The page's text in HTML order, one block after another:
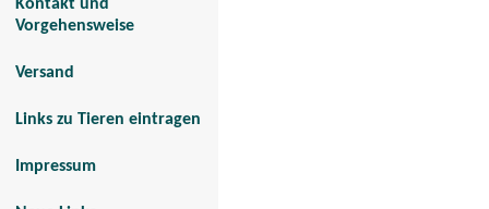
Kontakt und
Vorgehensweise
Versand
Links zu Tieren eintragen
Impressum